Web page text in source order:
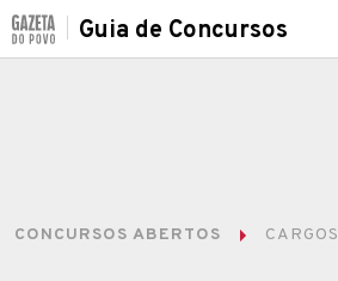
Guia de Concursos
CONCURSOS ABERTOS CARGOS